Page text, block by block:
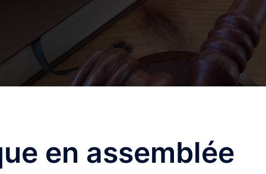
en assemblée